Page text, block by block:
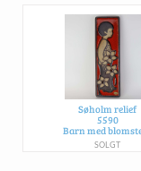
Søholm relief
5590
Barn med
SOLGT